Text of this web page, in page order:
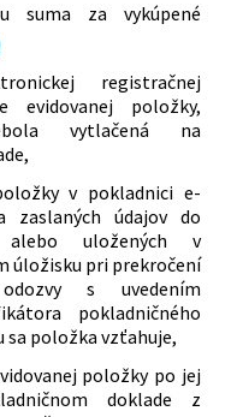
suma za vykúpené
registračnej
evidovanej položky,
vytlačená na
v pokladnici e-
zaslaných údajov do
alebo uložených v
úložisku pri prekročení
s uvedením
pokladničného
sa položka vzťahuje,
položky po jej
doklade z